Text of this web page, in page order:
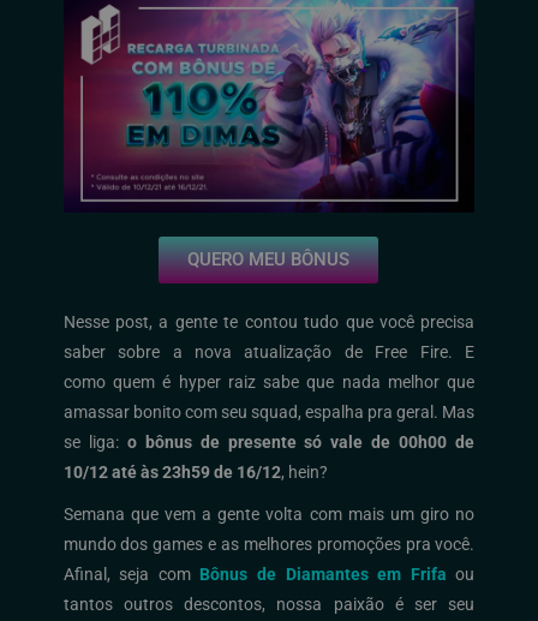
QUERO MEU BÔNUS
Nesse post, a gente te contou tudo que você precisa
saber sobre a nova atualização de Free Fire. E
como quem é hyper raiz sabe que nada melhor que
amassar bonito comseu squad, espalha pra geral. Mas
se liga: o bônus de presente só vale de00h00 de
10/12 até às 23h59 de 16/12, hein?
Semana que vem a gente volta com mais um giro no
mundo dos games e as melhores promoções pra você.
Afinal, seja com Bônus de Diamantes em Frifa ou
tantos outros descontos, nossa paixão é ser seu